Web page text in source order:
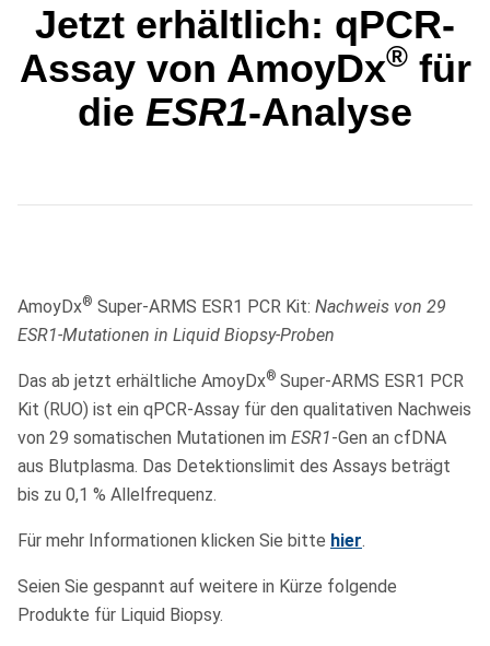
Jetzt erhältlich: qPCR-
Assay von AmoyDx®für
die ESR1-Analyse
AmoyDx® Super-ARMS ESR1 PCR Kit: Nachweis von 29
ESR1-Mutationen in Liquid Biopsy-Proben
Das ab jetzt erhältliche AmoyDx® Super-ARMS ESR1 PCR
Kit (RUO) ist ein qPCR-Assay für den qualitativen Nachweis
von 29 somatischen Mutationen im ESR1-Gen an cfDNA
aus Blutplasma. Das Detektionslimit des Assays beträgt
bis zu 0,1 % Allelfrequenz.
Für mehr Informationen klicken Sie bitte hier.
Seien Sie gespannt auf weitere in Kürze folgende
Produkte für Liquid Biopsy.